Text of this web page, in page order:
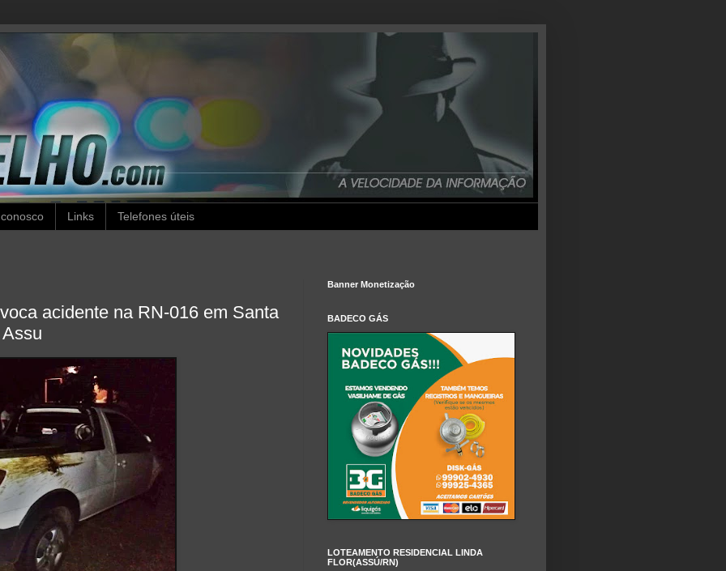
Links Telefones úteis
acidente na RN-016 em Santa
Banner Monetização
BADECO GÁS
LOTEAMENTO RESIDENCIAL LINDA
FLOR(ASSÚ/RN)